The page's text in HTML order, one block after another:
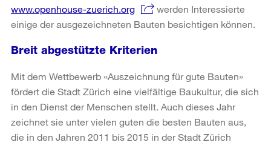
www.openhouse-zuerich.org
werden Interessierte
einige der ausgezeichneten Bauten besichtigen können.
Breit abgestützte Kriterien
Mit dem Wettbewerb «Auszeichnung für gute Bauten»
fördert die Stadt Zürich eine vielfältige Baukultur, die sich
in den Dienst der Menschen stellt. Auch dieses Jahr
zeichnet sie unter vielen guten die besten Bauten aus,
die in den Jahren 2011 bis 2015 in der Stadt Zürich